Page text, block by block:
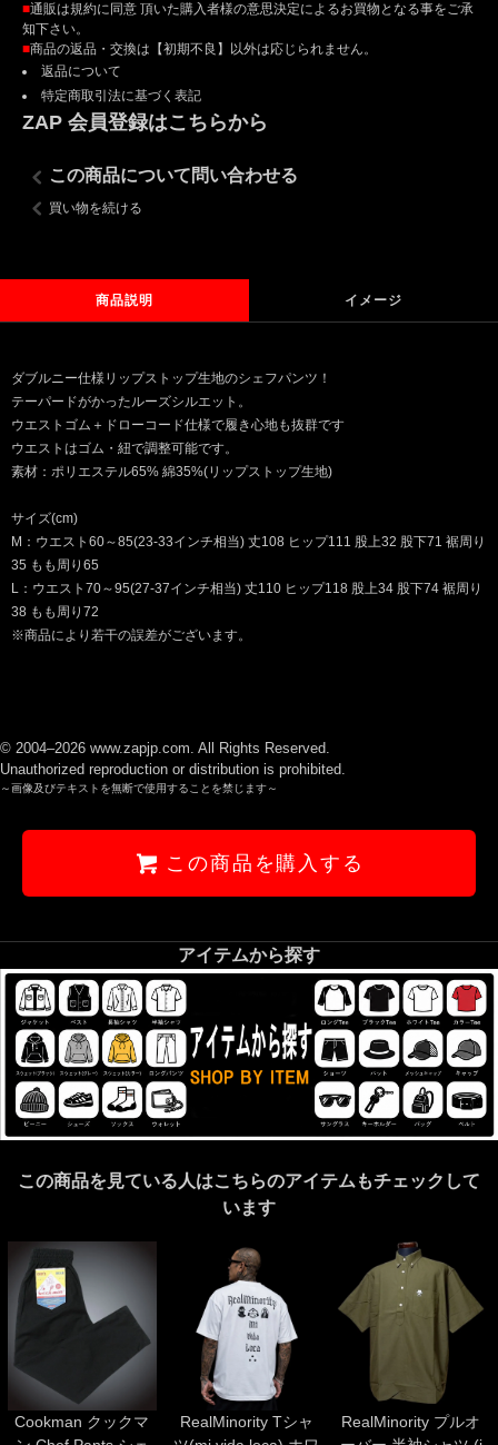
■通販は規約に同意 頂いた購入者様の意思決定によるお買物となる事をご承
知下さい。
■商品の返品・交換は【初期不良】以外は応じられません。
返品について
特定商取引法に基づく表記
ZAP 会員登録はこちらから
この商品について問い合わせる
買い物を続ける
商品説明 イメージ
ダブルニー仕様リップストップ生地のシェフパンツ！
テーパードがかったルーズシルエット。
ウエストゴム＋ドローコード仕様で履き心地も抜群です
ウエストはゴム・紐で調整可能です。
素材：ポリエステル65% 綿35%(リップストップ生地)
サイズ(cm)
M：ウエスト60～85(23-33インチ相当) 丈108 ヒップ111 股上32 股下71 裾周り
35 もも周り65
L：ウエスト70～95(27-37インチ相当) 丈110 ヒップ118 股上34 股下74 裾周り
38 もも周り72
※商品により若干の誤差がございます。
© 2004–2026 www.zapjp.com. All Rights Reserved.
Unauthorized reproduction or distribution is prohibited.
～画像及びテキストを無断で使用することを禁じます～
この商品を購入する
アイテムから探す
この商品を見ている人はこちらのアイテムもチェックして
います
Cookman クックマ
RealMinority Tシャ
RealMinority プルオ